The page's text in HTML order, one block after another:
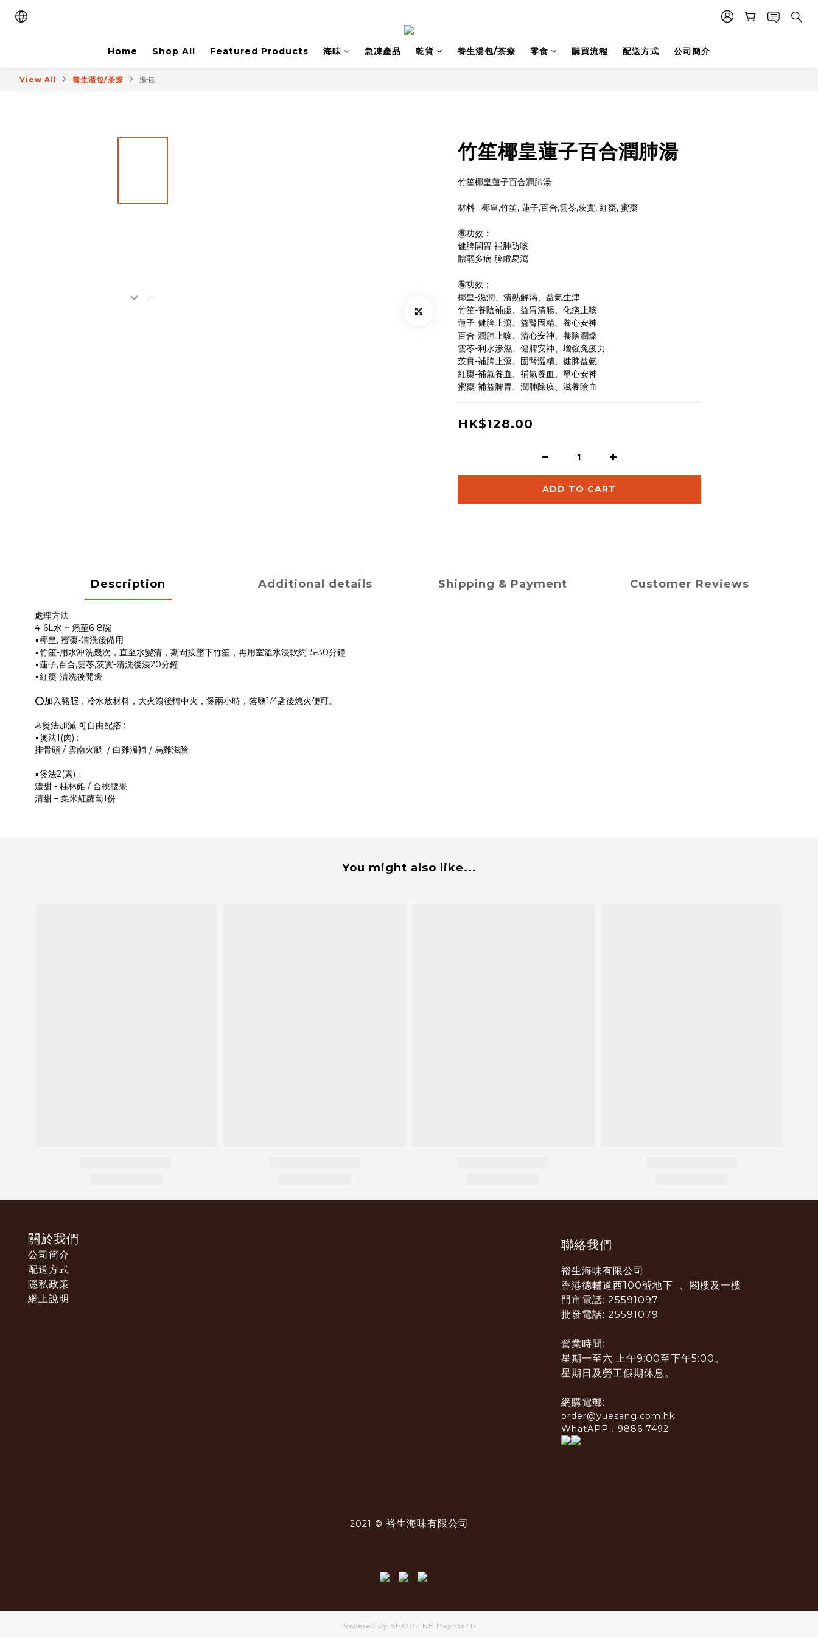
Home Shop All Featured Products 海味 急凍產品 乾貨 養生湯包/茶療 零食 購買流程 配送方式 公司簡介
View All 養生湯包/茶療 湯包
竹笙椰皇蓮子百合潤肺湯
竹笙椰皇蓮子百合潤肺湯
材料 : 椰皇,竹笙, 蓮子,百合,雲苓,茨實, 紅棗, 蜜棗
🉐功效：
健脾開胃 補肺防咳
體弱多病 脾虛易瀉
🉐功效；
椰皇-滋潤、清熱解渴、益氣生津
竹笙-養陰補虛、益胃清腸、化痰止咳
蓮子-健脾止瀉、益腎固精、養心安神
百合-潤肺止咳、清心安神、養陰潤燥
雲苓-利水滲濕、健脾安神、增強免疫力
茨實-補脾止瀉、固腎澀精、健脾益氨
紅棗-補氣養血、補氣養血、寧心安神
蜜棗-補益脾胃、潤肺除痰、滋養陰血
HK$128.00
ADD TO CART
Description Additional details Shipping & Payment Customer Reviews
處理方法 :
4-6L水 ~ 㷛至6-8碗
▪️椰皇, 蜜棗-清洗後備用
▪️竹笙-用水沖洗幾次，直至水變清，期間按壓下竹笙，再用室溫水浸軟約15-30分鐘
▪️蓮子,百合,雲苓,茨實-清洗後浸20分鐘
▪️紅棗-清洗後開邊
⭕️加入豬𦟌，冷水放材料，大火滾後轉中火，煲兩小時，落鹽1/4匙後熄火便可。
♨️煲法加減 可自由配搭 :
▪️煲法1(肉) :
排骨頭 / 雲南火腿 / 白雞溫補 / 烏雞滋陰
▪️煲法2(素) :
濃甜 - 桂林錐 / 合桃腰果
清甜 – 栗米紅蘿蔔1份
You might also like...
關於我們
公司簡介
配送方式
隱私政策
網上說明
聯絡我們
裕生海味有限公司
香港德輔道西100號地下 、閣樓及一樓
門市電話: 25591097
批發電話: 25591079
營業時間:
星期一至六 上午9:00至下午5:00。
星期日及勞工假期休息。
網購電郵:
order@yuesang.com.hk
WhatAPP：9886 7492
2021 © 裕生海味有限公司
Powered by SHOPLINE Payments